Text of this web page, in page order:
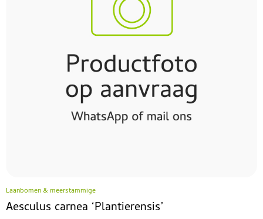
Laanbomen & meerstammige
Aesculus carnea ‘Plantierensis’